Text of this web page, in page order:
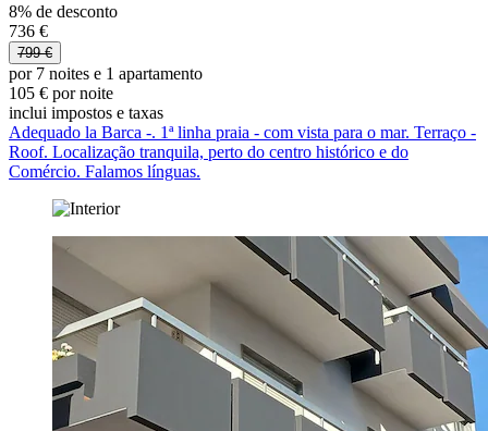
8% de desconto
736 €
799 €
por 7 noites e 1 apartamento
105 € por noite
inclui impostos e taxas
Adequado la Barca -. 1ª linha praia - com vista para o mar. Terraço -
Roof. Localização tranquila, perto do centro histórico e do
Comércio. Falamos línguas.